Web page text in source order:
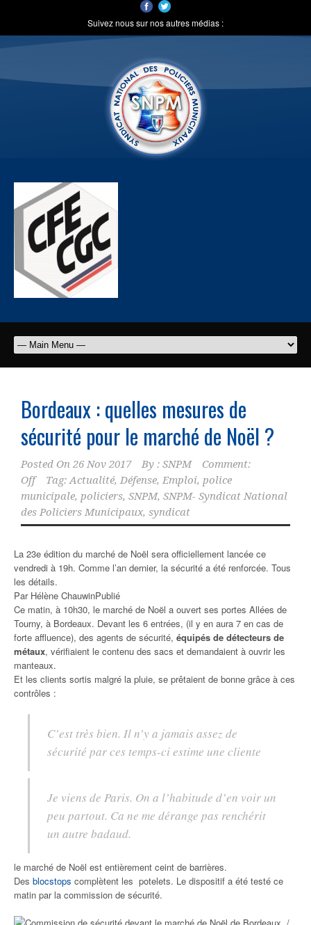
Suivez nous sur nos autres médias :
Bordeaux : quelles mesures de
sécurité pour le marché de Noël ?
Posted On 26 Nov 2017 By : SNPM
Comment:
Off
Tag:Actualité, Défense, Emploi, police
municipale, policiers, SNPM, SNPM- Syndicat National
des Policiers Municipaux, syndicat
La 23e édition du marché de Noël sera officiellement lancée ce
vendredi à 19h. Comme l’an dernier, la sécurité a été renforcée. Tous
les détails.
Par Hélène ChauwinPublié
Ce matin, à 10h30, le marché de Noël a ouvert ses portes Allées de
Tourny, à Bordeaux. Devant les 6 entrées, (il y en aura 7 en cas de
forte affluence), des agents de sécurité, équipés de détecteurs de
métaux, vérifiaient le contenu des sacs et demandaient à ouvrir les
manteaux.
Et les clients sortis malgré la pluie, se prêtaient de bonne grâce à ces
contrôles :
C’est très bien. Il n’y a jamais assez de
sécurité par ces temps-ci estime une cliente
Je viens de Paris. On a l’habitude d’en voir un
peu partout. Ca ne me dérange pas renchérit
un autre badaud.
le marché de Noël est entièrement ceint de barrières.
Des blocstops complètent les potelets. Le dispositif a été testé ce
matin par la commission de sécurité.